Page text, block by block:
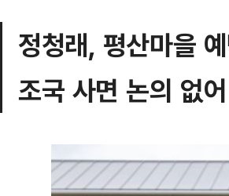
정청래, 평산마을
조국 사면 논의 없어